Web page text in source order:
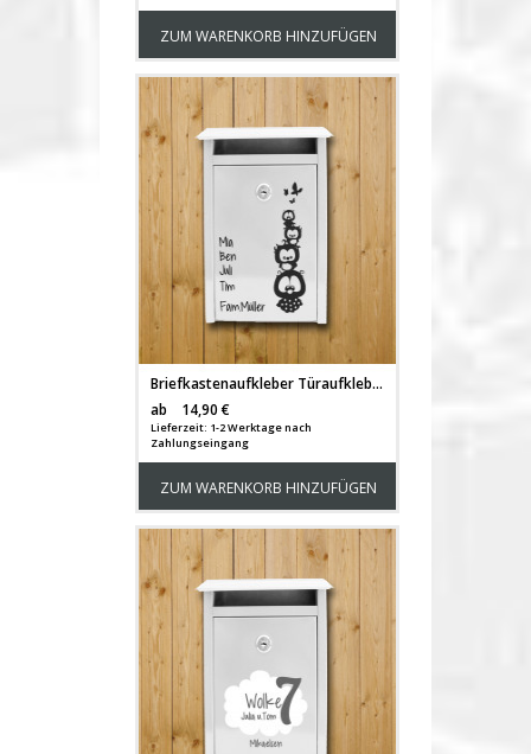
ZUM WARENKORB HINZUFÜGEN
Briefkastenaufkleber Türaufkleber Eulenbande mit Familiennamen und Vornamen M1059
ab
14,90 €
Lieferzeit: 1-2 Werktage nach
Zahlungseingang
ZUM WARENKORB HINZUFÜGEN